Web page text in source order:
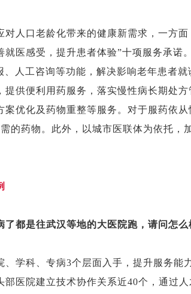
对人口老龄化带来的健康新需求，一方
就医感受，提升患者体验”十项服务承
、人工咨询等功能，解决影响老年患者
提供便利用药服务，落实慢性病长期处
案优化及药物重整等服务。对于服药依
的药物。此外，以城市医联体为依托
了都是往武汉等地的大医院跑，请问怎
、学科、专病3个层面入手，提升服务
部医院建立技术协作关系近40个，通过